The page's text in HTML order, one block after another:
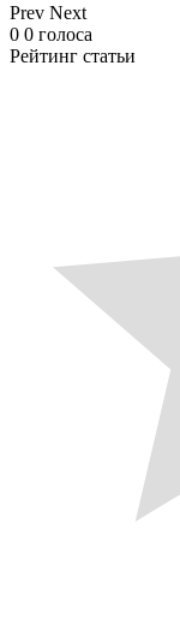
Prev Next
0 0 голоса
Рейтинг статьи